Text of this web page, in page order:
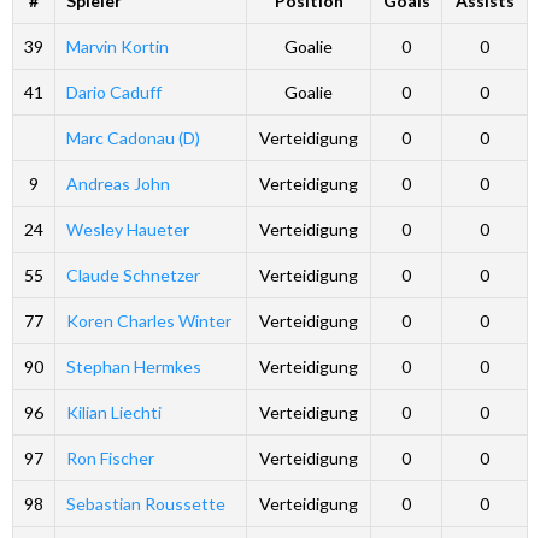
39 Marvin Kortin Goalie 0 0
41 Dario Caduff Goalie 0 0
Marc Cadonau (D) Verteidigung 0 0
9 Andreas John Verteidigung 0 0
24 Wesley Haueter Verteidigung 0 0
55 Claude Schnetzer Verteidigung 0 0
77 Koren Charles Winter Verteidigung 0 0
90 Stephan Hermkes Verteidigung 0 0
96 Kilian Liechti Verteidigung 0 0
97 Ron Fischer Verteidigung 0 0
98 Sebastian Roussette Verteidigung 0 0